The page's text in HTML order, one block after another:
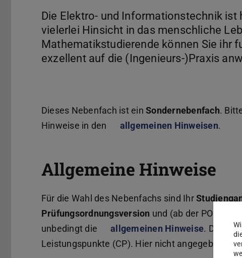
Die Elektro- und Informationstechnik
vielerlei Hinsicht in das menschliche
Mathematikstudierende können Sie ihr
exzellent auf die (Ingenieurs-)Praxis
Dieses Nebenfach ist einSondernebenfach.
Hinweise in den
allgemeinen Hinweisen.
Allgemeine Hinweise
Für die Wahl des Nebenfachs sind Ihr
Prüfungsordnungsversion und (ab der PO 2018)
unbedingt die
allgemeinen Hinweise. Dort
Leistungspunkte (CP). Hier nicht angegebene